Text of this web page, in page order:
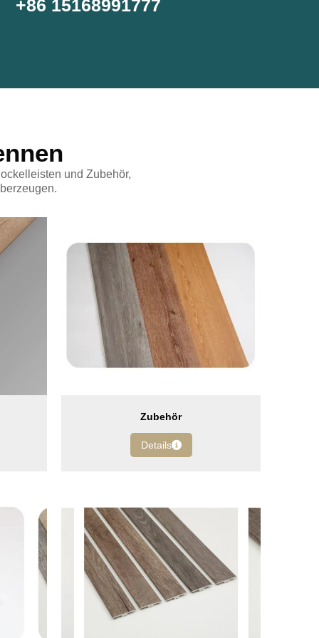
+86 15168991777
und Zubehör,
Zubehör
Details